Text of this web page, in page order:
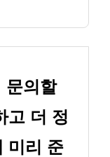
문의할
고 더 정
미리 준